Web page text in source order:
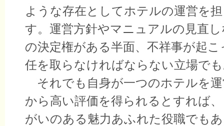
ような存在としてホテルの運営を
す。運営方針やマニュアルの見直
の決定権がある半面、不祥事が起
任を取らなければならない立場で
それでも自身が一つのホテルを
から高い評価を得られるとすれば
がいのある魅力あふれた役職でも